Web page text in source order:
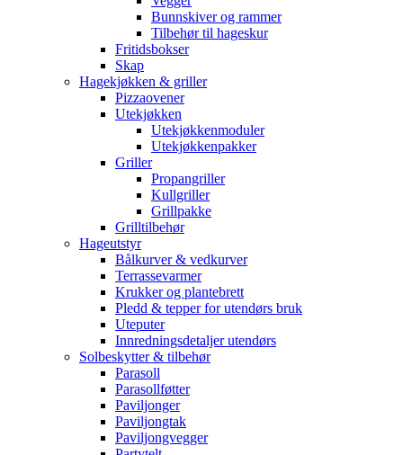
Bunnskiver og rammer
Tilbehør til hageskur
Fritidsbokser
Skap
Hagekjøkken & griller
Pizzaovener
Utekjøkken
Utekjøkkenmoduler
Utekjøkkenpakker
Griller
Propangriller
Kullgriller
Grillpakke
Grilltilbehør
Hageutstyr
Bålkurver & vedkurver
Terrassevarmer
Krukker og plantebrett
Pledd & tepper for utendørs bruk
Uteputer
Innredningsdetaljer utendørs
Solbeskytter & tilbehør
Parasoll
Parasollføtter
Paviljonger
Paviljongtak
Paviljongvegger